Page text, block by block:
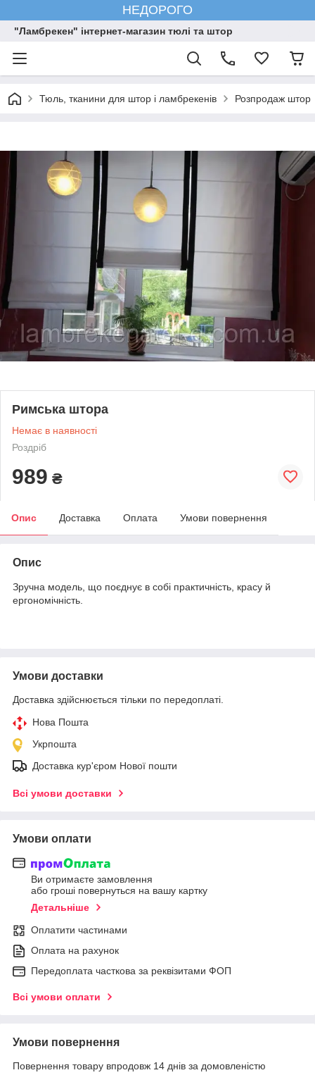
НЕДОРОГО
"Ламбрекен" інтернет-магазин тюлі та штор
Тюль, тканини для штор і ламбрекенів Розпродаж штор
Римська штора
Немає в наявності
Роздріб
989 ₴
Опис Доставка Оплата Умови повернення
Опис
Зручна модель, що поєднує в собі практичність, красу й
ергономічність.
Умови доставки
Доставка здійснюється тільки по передоплаті.
Нова Пошта
Укрпошта
Доставка кур'єром Нової пошти
Всі умови доставки
Умови оплати
Ви отримаєте замовлення
або гроші повернуться на вашу картку
Детальніше
Оплатити частинами
Оплата на рахунок
Передоплата часткова за реквізитами ФОП
Всі умови оплати
Умови повернення
Повернення товару впродовж 14 днів за домовленістю